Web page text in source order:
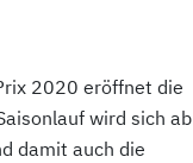
2020 eröffnet die
wird sich ab
damit auch die